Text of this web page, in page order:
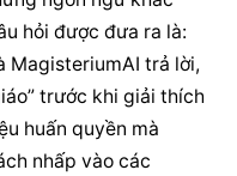
hỏi được đưa ra là:
MagisteriumAI trả lời,
trước khi giải thích
huấn quyền mà
nhấp vào các